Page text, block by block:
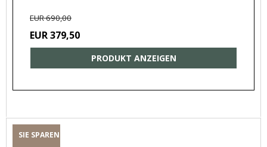
EUR 690,00
EUR 379,50
PRODUKT ANZEIGEN
SIE SPAREN